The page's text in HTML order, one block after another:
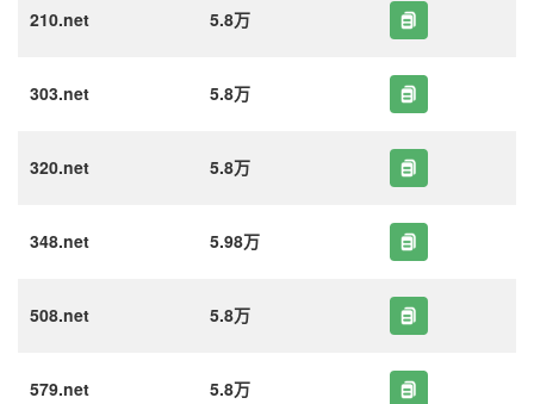
210.net 5.8万
303.net 5.8万
320.net 5.8万
348.net 5.98万
508.net 5.8万
579.net 5.8万